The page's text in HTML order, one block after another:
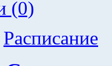
(0)
Расписание